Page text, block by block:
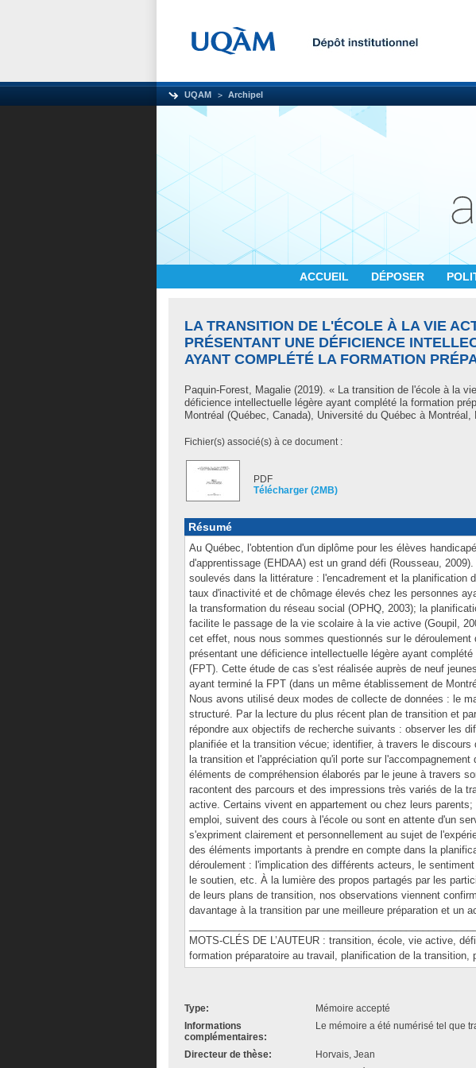
UQAM Archipel
ACCUEIL DÉPOSER
LA TRANSITION DE L'ÉCOLE À LA VIE
PRÉSENTANT UNE DÉFICIENCE
AYANT COMPLÉTÉ LA FORMATION
Paquin-Forest, Magalie (2019). « La transition de l'école à la
déficience intellectuelle légère ayant complété la formation
Montréal (Québec, Canada), Université du Québec à
Fichier(s) associé(s) à ce document :
PDF
Télécharger (2MB)
Résumé
Au Québec, l'obtention d'un diplôme pour les élèves
d'apprentissage (EHDAA) est un grand défi (Rousseau,
soulevés dans la littérature : l'encadrement et la planification
taux d'inactivité et de chômage élevés chez les personnes
la transformation du réseau social (OPHQ, 2003); la
facilite le passage de la vie scolaire à la vie active (Goupil,
cet effet, nous nous sommes questionnés sur le
présentant une déficience intellectuelle légère ayant complété
(FPT). Cette étude de cas s'est réalisée auprès de neuf
ayant terminé la FPT (dans un même établissement de
Nous avons utilisé deux modes de collecte de données : le
structuré. Par la lecture du plus récent plan de transition et
répondre aux objectifs de recherche suivants : observer les
planifiée et la transition vécue; identifier, à travers le discours
la transition et l'appréciation qu'il porte sur
éléments de compréhension élaborés par le jeune à travers
racontent des parcours et des impressions très variés de la
active. Certains vivent en appartement ou chez leurs
emploi, suivent des cours à l'école ou sont en attente d'un
s'expriment clairement et personnellement au sujet de
des éléments importants à prendre en compte dans la
déroulement : l'implication des différents acteurs, le
le soutien, etc. À la lumière des propos partagés par les
de leurs plans de transition, nos observations viennent
davantage à la transition par une meilleure préparation et un
MOTS-CLÉS DE L’AUTEUR : transition, école, vie active,
formation préparatoire au travail, planification de la transition,
Type:
Mémoire accepté
Informations
complémentaires:
Le mémoire a été numérisé tel que
Directeur de thèse:
Horvais, Jean